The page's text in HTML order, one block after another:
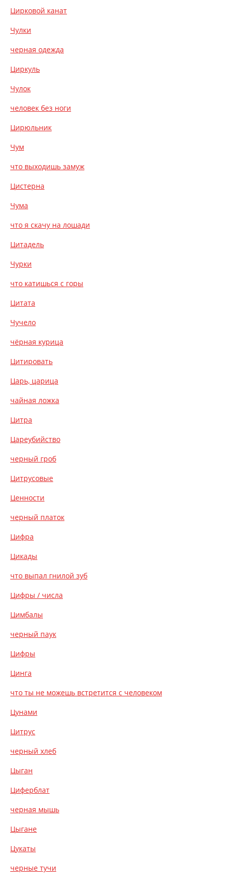
Цирковой канат
Чулки
черная одежда
Циркуль
Чулок
человек без ноги
Цирюльник
Чум
что выходишь замуж
Цистерна
Чума
что я скачу на лошади
Цитадель
Чурки
что катишься с горы
Цитата
Чучело
чёрная курица
Цитировать
Царь, царица
чайная ложка
Цитра
Цареубийство
черный гроб
Цитрусовые
Ценности
черный платок
Цифра
Цикады
что выпал гнилой зуб
Цифры / числа
Цимбалы
черный паук
Цифры
Цинга
что ты не можешь встретится с человеком
Цунами
Цитрус
черный хлеб
Цыган
Циферблат
черная мышь
Цыгане
Цукаты
черные тучи